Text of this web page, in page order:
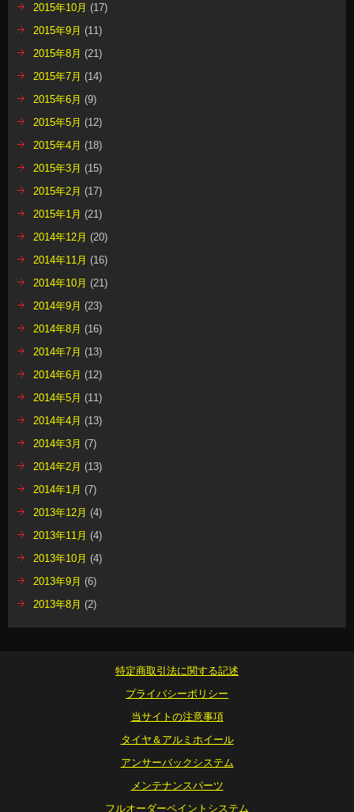
2015年10月 (17)
2015年9月 (11)
2015年8月 (21)
2015年7月 (14)
2015年6月 (9)
2015年5月 (12)
2015年4月 (18)
2015年3月 (15)
2015年2月 (17)
2015年1月 (21)
2014年12月 (20)
2014年11月 (16)
2014年10月 (21)
2014年9月 (23)
2014年8月 (16)
2014年7月 (13)
2014年6月 (12)
2014年5月 (11)
2014年4月 (13)
2014年3月 (7)
2014年2月 (13)
2014年1月 (7)
2013年12月 (4)
2013年11月 (4)
2013年10月 (4)
2013年9月 (6)
2013年8月 (2)
特定商取引法に関する記述
プライバシーポリシー
当サイトの注意事項
タイヤ＆アルミホイール
アンサーバックシステム
メンテナンスパーツ
フルオーダーペイントシステム